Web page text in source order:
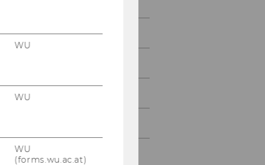
Juni 2017
August 2017
WU
WU
WU
(forms.wu.ac.at)